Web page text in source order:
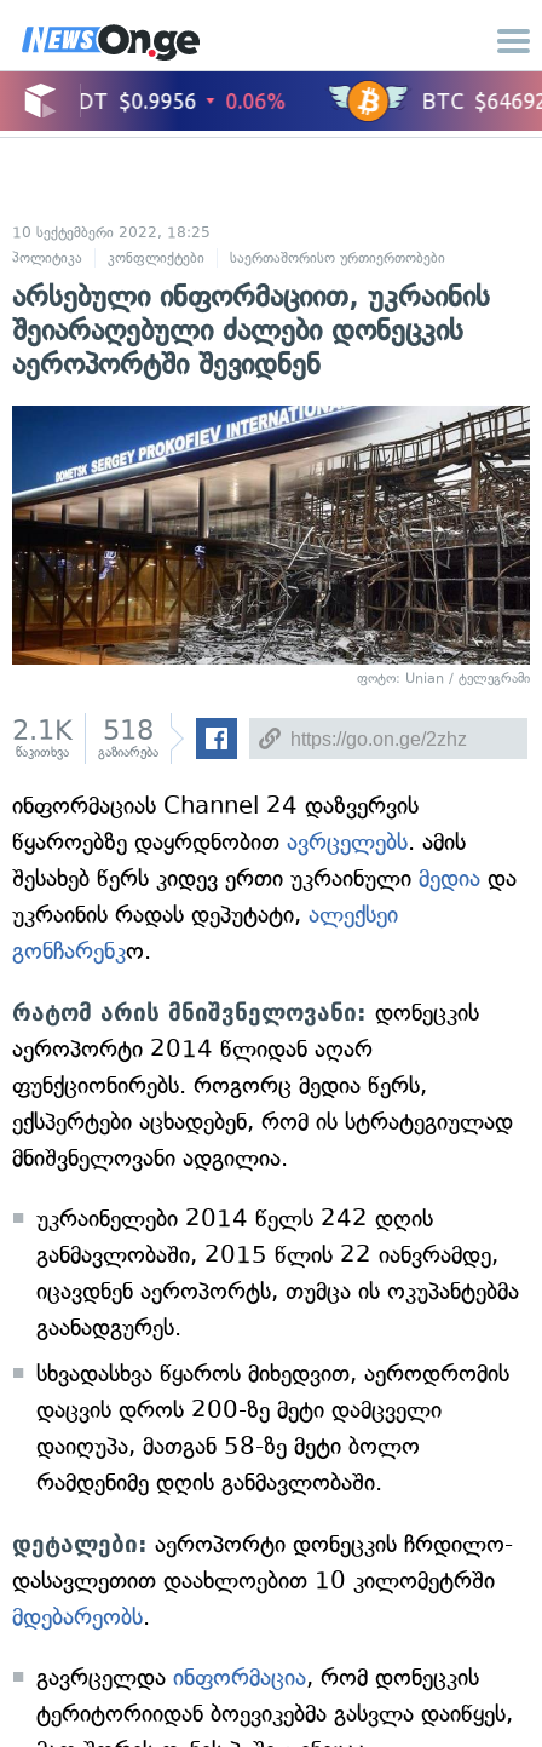
10 სექტემბერი 2022, 18:25
პოლიტიკა
კონფლიქტები საერთაშორისო ურთიერთობები
არსებული ინფორმაციით, უკრაინის
შეიარაღებული ძალები დონეცკის
აეროპორტში შევიდნენ
ფოტო: Unian / ტელეგრამი
2.1K
წაკითხვა
518
გაზიარება
ინფორმაციას Channel 24 დაზვერვის
წყაროებზე დაყრდნობით ავრცელებს. ამის
შესახებ წერს კიდევ ერთი უკრაინული მედია და
უკრაინის რადას დეპუტატი, ალექსეი
გონჩარენკო.
რატომ არის მნიშვნელოვანი: დონეცკის
აეროპორტი 2014 წლიდან აღარ
ფუნქციონირებს. როგორც მედია წერს,
ექსპერტები აცხადებენ, რომ ის სტრატეგიულად
მნიშვნელოვანი ადგილია.
უკრაინელები 2014 წელს 242 დღის
განმავლობაში, 2015 წლის 22 იანვრამდე,
იცავდნენ აეროპორტს, თუმცა ის ოკუპანტებმა
გაანადგურეს.
სხვადასხვა წყაროს მიხედვით, აეროდრომის
დაცვის დროს 200-ზე მეტი დამცველი
დაიღუპა, მათგან 58-ზე მეტი ბოლო
რამდენიმე დღის განმავლობაში.
დეტალები: აეროპორტი დონეცკის ჩრდილო-
დასავლეთით დაახლოებით 10 კილომეტრში
მდებარეობს.
გავრცელდა ინფორმაცია, რომ დონეცკის
ტერიტორიიდან ბოევიკებმა გასვლა დაიწყეს,